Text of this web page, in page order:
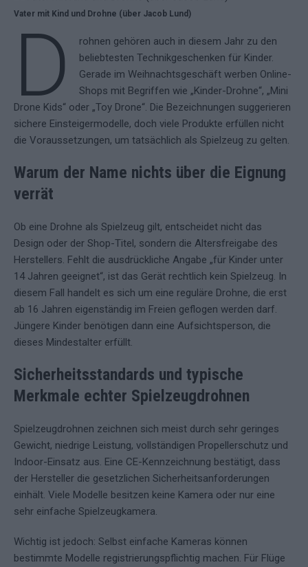
Vater mit Kind und Drohne (über Jacob Lund)
D
rohnen gehören auch in diesem Jahr zu den
beliebtesten Technikgeschenken für Kinder.
Gerade im Weihnachtsgeschäft werben Online-
Shops mit Begriffen wie „Kinder-Drohne“, „Mini
Drone Kids“ oder „Toy Drone“. Die Bezeichnungen suggerieren
sichere Einsteigermodelle, doch viele Produkte erfüllen nicht
die Voraussetzungen, um tatsächlich als Spielzeug zu gelten.
Warum der Name nichts über die Eignung
verrät
Ob eine Drohne als Spielzeug gilt, entscheidet nicht das
Design oder der Shop-Titel, sondern die Altersfreigabe des
Herstellers. Fehlt die ausdrückliche Angabe „für Kinder unter
14 Jahren geeignet“, ist das Gerät rechtlich kein Spielzeug. In
diesem Fall handelt es sich um eine reguläre Drohne, die erst
ab 16 Jahren eigenständig im Freien geflogen werden darf.
Jüngere Kinder benötigen dann eine Aufsichtsperson, die
dieses Mindestalter erfüllt.
Sicherheitsstandards und typische
Merkmale echter Spielzeugdrohnen
Spielzeugdrohnen zeichnen sich meist durch sehr geringes
Gewicht, niedrige Leistung, vollständigen Propellerschutz und
Indoor-Einsatz aus. Eine CE-Kennzeichnung bestätigt, dass
der Hersteller die gesetzlichen Sicherheitsanforderungen
einhält. Viele Modelle besitzen keine Kamera oder nur eine
sehr einfache Spielzeugkamera.
Wichtig ist jedoch: Selbst einfache Kameras können
bestimmte Modelle registrierungspflichtig machen. Für Flüge